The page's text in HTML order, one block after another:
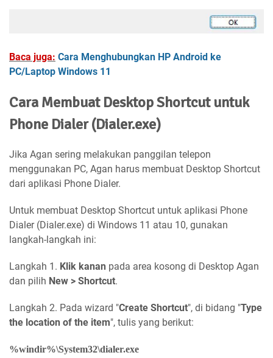
Baca juga: Cara Menghubungkan HP Android ke
PC/Laptop Windows 11
Cara Membuat Desktop Shortcut untuk
Phone Dialer (Dialer.exe)
Jika Agan sering melakukan panggilan telepon
menggunakan PC, Agan harus membuat Desktop Shortcut
dari aplikasi Phone Dialer.
Untuk membuat Desktop Shortcut untuk aplikasi Phone
Dialer (Dialer.exe) di Windows 11 atau 10, gunakan
langkah-langkah ini:
Langkah 1. Klik kanan pada area kosong di Desktop Agan
dan pilih New > Shortcut.
Langkah 2. Pada wizard "Create Shortcut", di bidang "Type
the location of the item", tulis yang berikut:
%windir%\System32\dialer.exe